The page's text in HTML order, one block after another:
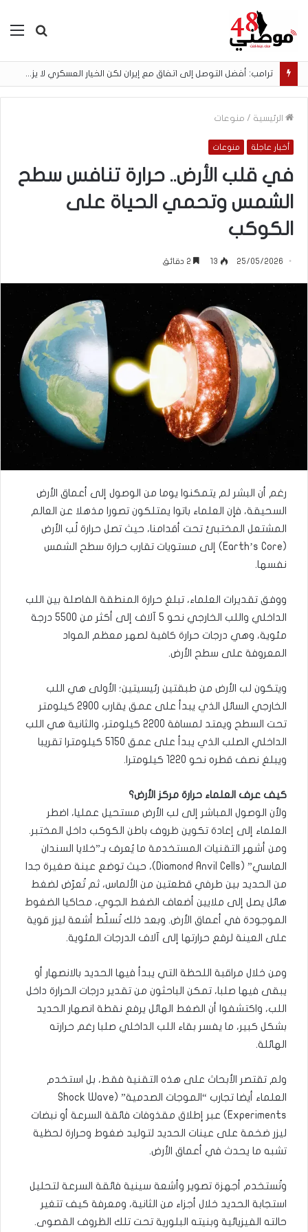
بحث
الرئيسية / منوعات
أخبار عاجلة منوعات
في قلب الأرض.. حرارة تنافس سطح
الشمس وتحمي الحياة على
الكوكب
25/05/2026
13
رغم أن البشر لم يتمكنوا يوما من الوصول إلى أعماق الأرض
السحيقة، فإن العلماء باتوا يمتلكون تصورا مذهلا عن العالم
المشتعل المختبئ تحت أقدامنا، حيث تصل حرارة لُب الأرض
(Earth’s Core) إلى مستويات تقارب حرارة سطح الشمس
نفسها.
ووفق تقديرات العلماء، تبلغ حرارة المنطقة الفاصلة بين اللب
الداخلي واللب الخارجي نحو 5 آلاف إلى أكثر من 5500 درجة
مئوية، وهي درجات حرارة كافية لصهر معظم المواد
المعروفة على سطح الأرض.
ويتكون لب الأرض من طبقتين رئيسيتين؛ الأولى هي اللب
الخارجي السائل الذي يبدأ على عمق يقارب 2900 كيلومتر
تحت السطح ويمتد لمسافة 2200 كيلومتر، والثانية هي اللب
الداخلي الصلب الذي يبدأ على عمق 5150 كيلومترا تقريبا
ويبلغ نصف قطره نحو 1220 كيلومترا.
كيف عرف العلماء حرارة مركز الأرض؟
ولأن الوصول المباشر إلى لب الأرض مستحيل عمليا، اضطر
العلماء إلى إعادة تكوين ظروف باطن الكوكب داخل المختبر.
ومن أشهر التقنيات المستخدمة ما يُعرف بـ”خلايا السندان
الماسي” (Diamond Anvil Cells)، حيث توضع عينة صغيرة جدا
من الحديد بين طرفي قطعتين من الألماس، ثم تُعرّض لضغط
هائل يصل إلى ملايين أضعاف الضغط الجوي، محاكيا الضغوط
الموجودة في أعماق الأرض. وبعد ذلك تُسلّط أشعة ليزر قوية
على العينة لرفع حرارتها إلى آلاف الدرجات المئوية.
ومن خلال مراقبة اللحظة التي يبدأ فيها الحديد بالانصهار أو
يبقى فيها صلبا، تمكن الباحثون من تقدير درجات الحرارة داخل
اللب، واكتشفوا أن الضغط الهائل يرفع نقطة انصهار الحديد
بشكل كبير، ما يفسر بقاء اللب الداخلي صلبا رغم حرارته
الهائلة.
ولم تقتصر الأبحاث على هذه التقنية فقط، بل استخدم
العلماء أيضا تجارب “الموجات الصدمية” (Shock Wave
Experiments) عبر إطلاق مقذوفات فائقة السرعة أو نبضات
ليزر ضخمة على عينات الحديد لتوليد ضغوط وحرارة لحظية
تشبه ما يحدث في أعماق الأرض.
وتُستخدم أجهزة تصوير وأشعة سينية فائقة السرعة لتحليل
استجابة الحديد خلال أجزاء من الثانية، ومعرفة كيف تتغير
حالته الفيزيائية وبنيته البلورية تحت تلك الظروف القصوى.